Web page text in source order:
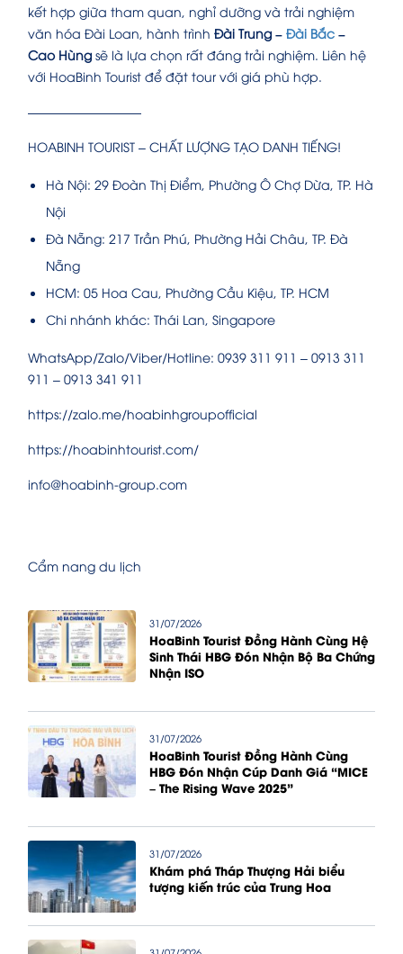
kết hợp giữa tham quan, nghỉ dưỡng và trải nghiệm
văn hóa Đài Loan, hành trình Đài Trung – Đài Bắc –
Cao Hùng sẽ là lựa chọn rất đáng trải nghiệm. Liên hệ
với HoaBinh Tourist để đặt tour với giá phù hợp.
—————————
HOABINH TOURIST – CHẤT LƯỢNG TẠO DANH TIẾNG!
Hà Nội: 29 Đoàn Thị Điểm, Phường Ô Chợ Dừa, TP. Hà
Nội
Đà Nẵng: 217 Trần Phú, Phường Hải Châu, TP. Đà
Nẵng
HCM: 05 Hoa Cau, Phường Cầu Kiệu, TP. HCM
Chi nhánh khác: Thái Lan, Singapore
WhatsApp/Zalo/Viber/Hotline: 0939 311 911 – 0913 311
911 – 0913 341 911
https://zalo.me/hoabinhgroupofficial
https://hoabinhtourist.com/
info@hoabinh-group.com
Cẩm nang du lịch
31/07/2026
HoaBinh Tourist Đồng Hành Cùng Hệ
Sinh Thái HBG Đón Nhận Bộ Ba Chứng
Nhận ISO
31/07/2026
HoaBinh Tourist Đồng Hành Cùng
HBG Đón Nhận Cúp Danh Giá “MICE
– The Rising Wave 2025”
31/07/2026
Khám phá Tháp Thượng Hải biểu
tượng kiến trúc của Trung Hoa